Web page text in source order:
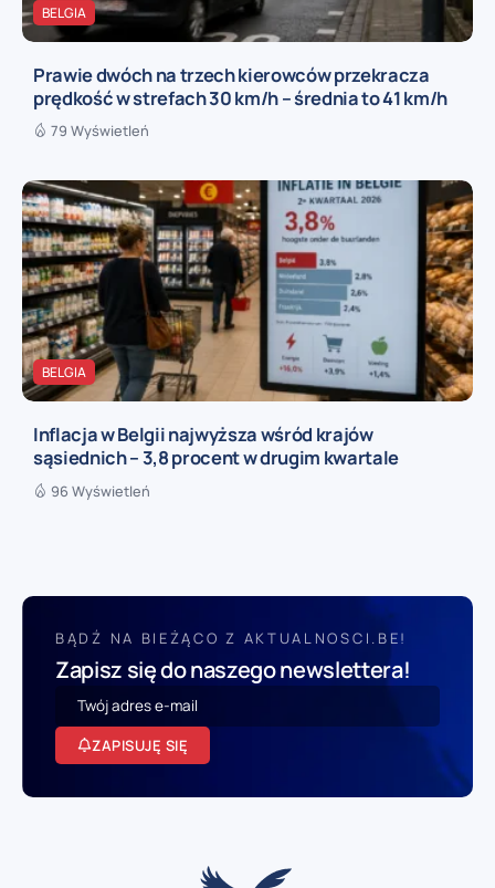
BELGIA
Prawie dwóch na trzech kierowców przekracza
prędkość w strefach 30 km/h – średnia to 41 km/h
79 Wyświetleń
BELGIA
Inflacja w Belgii najwyższa wśród krajów
sąsiednich – 3,8 procent w drugim kwartale
96 Wyświetleń
BĄDŹ NA BIEŻĄCO Z AKTUALNOSCI.BE!
Zapisz się do naszego newslettera!
ZAPISUJĘ SIĘ